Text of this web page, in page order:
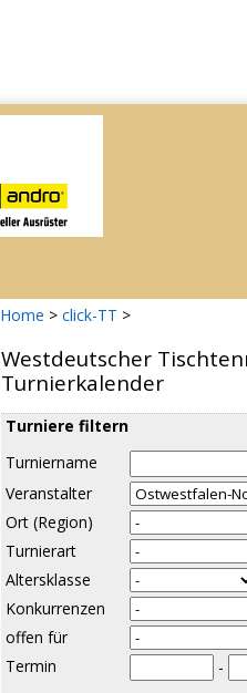
Home > click-TT >
Westdeutscher
Turnierkalender
Turniere filtern
Turniername
Veranstalter
Ort (Region)
Turnierart
Altersklasse
Konkurrenzen
offen für
Termin
-